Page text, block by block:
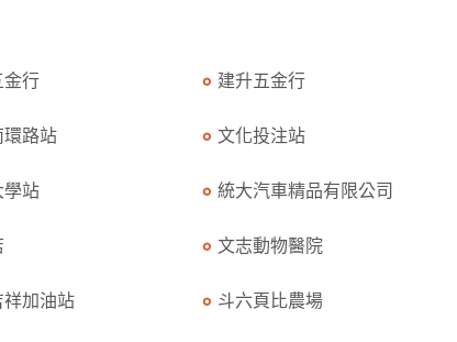
金行 建升五金行
環路站 文化投注站
學站 統大汽車精品有限公司
文志動物醫院
祥加油站 斗六頁比農場